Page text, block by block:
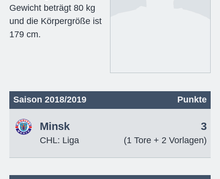
Gewicht beträgt 80 kg
und die Körpergröße ist
179 cm.
Saison 2018/2019 Punkte
Minsk
CHL: Liga
3
(1 Tore + 2 Vorlagen)